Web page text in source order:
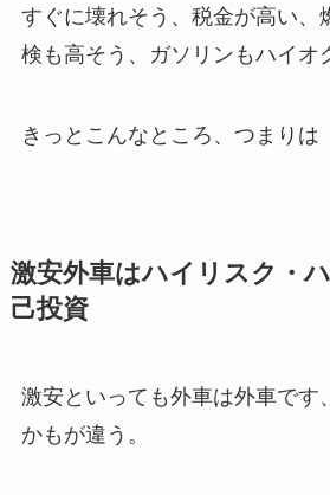
すぐに壊れそう、税金が高い、
検も高そう、ガソリンもハイオ
きっとこんなところ、つまりは
激安外車はハイリスク・
己投資
激安といっても外車は外車です
かもが違う。